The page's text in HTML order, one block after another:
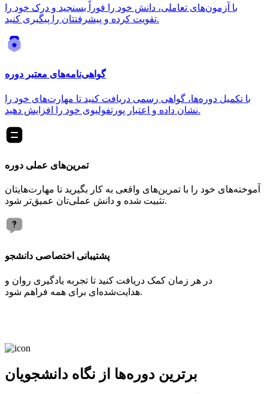
با آزمون‌های تعاملی، دانش خود را فوراً بسنجید و درک خود را
تقویت کرده و پیشرفتتان را پیگیری کنید.
گواهی‌نامه‌های معتبر دوره
با تکمیل دوره‌ها، گواهی رسمی دریافت کنید تا مهارت‌های خود را
نشان داده و اعتبار پورتفولیوی خود را افزایش دهید.
تمرین‌های عملی دوره
آموخته‌های خود را با تمرین‌های واقعی به کار بگیرید تا مهارت‌هایتان
تثبیت شده و دانش عملی‌تان عمیق‌تر شود.
پشتیبانی اختصاصی دانشجو
در هر زمان کمک دریافت کنید تا تجربه یادگیری روان و
هدایت‌شده‌ای برای همه فراهم شود.
برترین دوره‌ها از نگاه دانشجویان